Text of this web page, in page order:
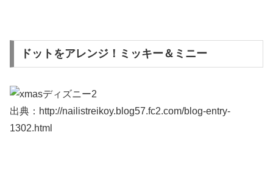
ドットをアレンジ！ミッキー＆ミニー
出典：http://nailistreikoy.blog57.fc2.com/blog-entry-
1302.html